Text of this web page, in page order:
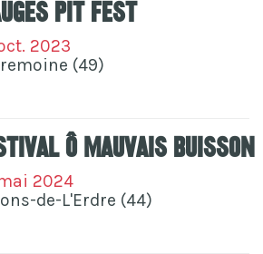
Pit Fest
2023
(49)
Ô Mauvais Buisson
2024
de-L'Erdre (44)